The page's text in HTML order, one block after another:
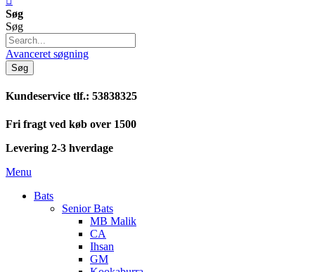
Søg
Søg
Avanceret søgning
Søg
Kundeservice tlf.: 53838325
Fri fragt ved køb over 1500
Levering 2-3 hverdage
Menu
Bats
Senior Bats
MB Malik
CA
Ihsan
GM